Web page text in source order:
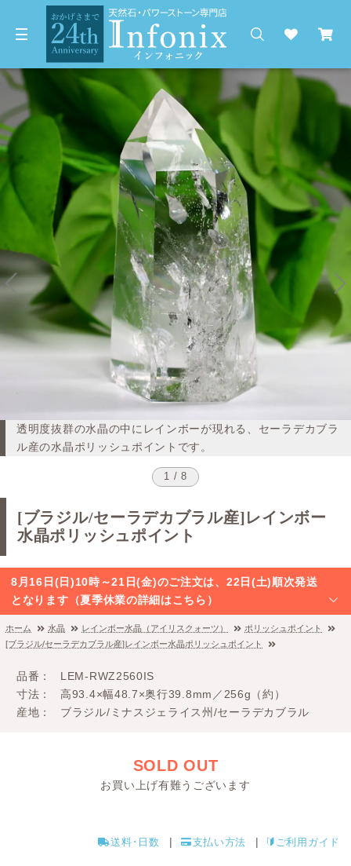
透明度抜群の水晶の中にレインボーが現れる、セーラデカブラ
ル産の水晶ポリッシュポイントです。
1 / 8
[ブラジル/セーラデカブラル産]レインボー
水晶ポリッシュポイント
8月16日(日)10時～21日(金)のご注文は、22日(土)順次発送
となります（夏季休業の詳細はこちら）
ホーム 水晶 レインボー水晶（アイリスクォーツ）
ポリッシュポイント
[ブラジル/セーラデカブラル産]レインボー水晶ポリッシュポイント
品番
LEM-RWZ2560IS
寸法
高93.4×幅48.7×奥行39.8mm／256g（約）
産地
ブラジル/ミナスジェライス州/セーラデカブラル
SOLD OUT
お買い上げ有難うございます
送料･日数 支払い方法 ご利用ガイド